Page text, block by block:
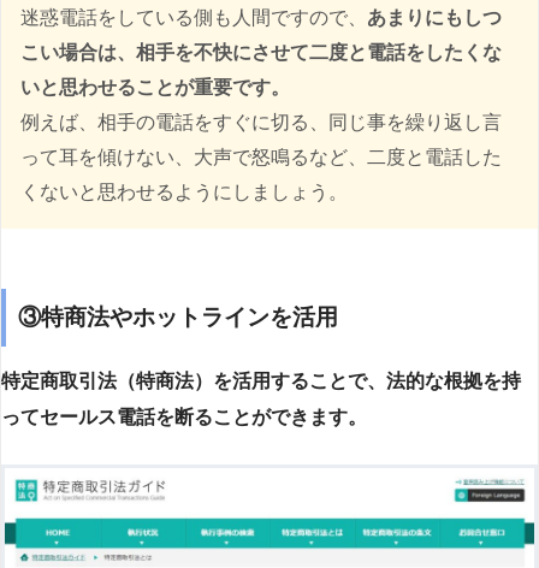
迷惑電話をしている側も人間ですので、 あまりにもしつ
こい場合は、相手を不快にさせて二度と電話をしたくな
いと思わせることが重要です。
例えば、相手の電話をすぐに切る、同じ事を繰り返し言
って耳を傾けない、大声で怒鳴るなど、二度と電話した
くないと思わせるようにしましょう。
③特商法やホットラインを活用
特定商取引法（特商法）を活用することで、法的な根拠を持
ってセールス電話を断ることができます。